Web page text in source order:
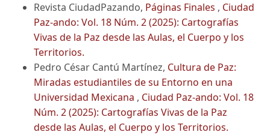
Revista CiudadPazando, Páginas Finales , Ciudad
Paz-ando: Vol. 18 Núm. 2 (2025): Cartografías
Vivas de la Paz desde las Aulas, el Cuerpo y los
Territorios.
Pedro César Cantú Martínez, Cultura de Paz:
Miradas estudiantiles de su Entorno en una
Universidad Mexicana , Ciudad Paz-ando: Vol. 18
Núm. 2 (2025): Cartografías Vivas de la Paz
desde las Aulas, el Cuerpo y los Territorios.